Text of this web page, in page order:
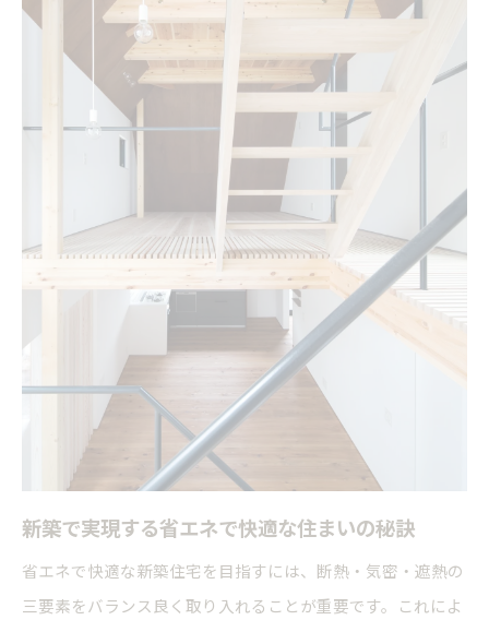
新築で実現する省エネで快適な住まいの秘訣
省エネで快適な新築住宅を目指すには、断熱・気密・遮熱の
三要素をバランス良く取り入れることが重要です。これによ